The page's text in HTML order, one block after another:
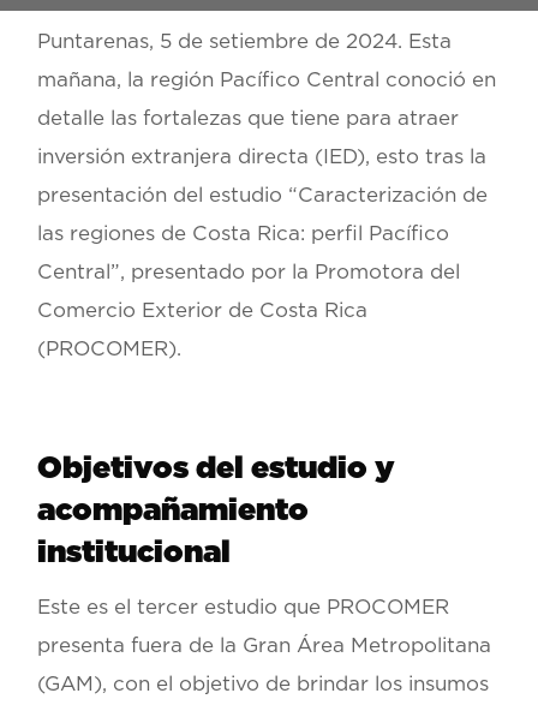
Puntarenas, 5 de setiembre de 2024. Esta
mañana, la región Pacífico Central conoció en
detalle las fortalezas que tiene para atraer
inversión extranjera directa (IED), esto tras la
presentación del estudio “Caracterización de
las regiones de Costa Rica: perfil Pacífico
Central”, presentado por la Promotora del
Comercio Exterior de Costa Rica
(PROCOMER).
Objetivos del estudio y
acompañamiento
institucional
Este es el tercer estudio que PROCOMER
presenta fuera de la Gran Área Metropolitana
(GAM), con el objetivo de brindar los insumos